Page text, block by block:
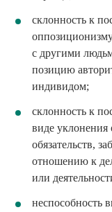
склонность к
с другими
позицию
индивидом;
склонность к
виде уклонения
обязательств,
отношению к
или
неспособность